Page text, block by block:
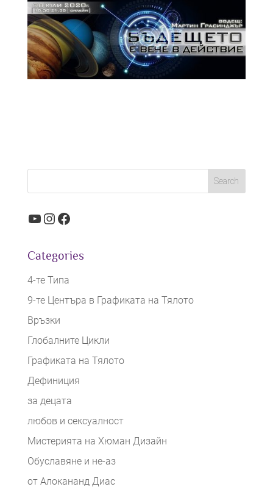
YouTube
Instagram
Facebook
Categories
4-те Типа
9-те Центъра в Графиката на Тялото
Връзки
Глобалните Цикли
Графиката на Тялото
Дефиниция
за децата
любов и сексуалност
Мистерията на Хюман Дизайн
Обуславяне и не-аз
от Алокананд Диас